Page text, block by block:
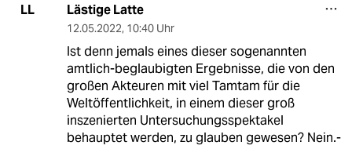
LL Lästige Latte
12.05.2022, 10:40 Uhr
Ist denn jemals eines dieser sogenannten
amtlich-beglaubigten Ergebnisse, die von den
großen Akteuren mit viel Tamtam für die
Weltöffentlichkeit, in einem dieser groß
inszenierten Untersuchungsspektakel
behauptet werden, zu glauben gewesen? Nein.-